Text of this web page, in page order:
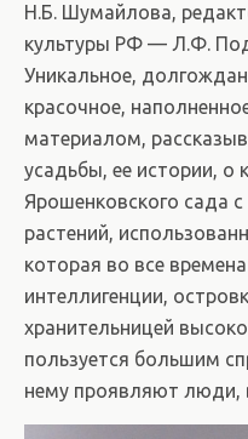
Н.Б. Шумайлова,
культуры РФ — Л.Ф.
Уникальное,
красочное,
материалом,
усадьбы, ее истории, о
Ярошенковского сада
растений,
которая во все
интеллигенции,
хранительницей
пользуется большим
нему проявляют люди,